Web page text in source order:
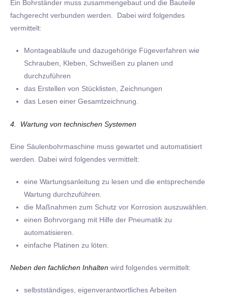
Ein Bohrständer muss zusammengebaut und die Bauteile
fachgerecht verbunden werden. Dabei wird folgendes
vermittelt:
Montageabläufe und dazugehörige Fügeverfahren wie
Schrauben, Kleben, Schweißen zu planen und
durchzuführen
das Erstellen von Stücklisten, Zeichnungen
das Lesen einer Gesamtzeichnung.
4. Wartung von technischen Systemen
Eine Säulenbohrmaschine muss gewartet und automatisiert
werden. Dabei wird folgendes vermittelt:
eine Wartungsanleitung zu lesen und die entsprechende
Wartung durchzuführen.
die Maßnahmen zum Schutz vor Korrosion auszuwählen.
einen Bohrvorgang mit Hilfe der Pneumatik zu
automatisieren.
einfache Platinen zu löten.
Neben den fachlichen Inhalten wird folgendes vermittelt:
selbstständiges, eigenverantwortliches Arbeiten